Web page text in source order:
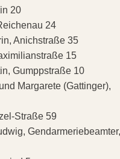
20
24
Anichstraße 35
15
Gumppstraße 10
Margarete (Gattinger),
Straße 59
Gendarmeriebeamter,